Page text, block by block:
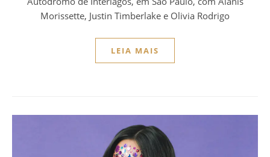
Morissette, Justin Timberlake e Olivia Rodrigo
LEIA MAIS